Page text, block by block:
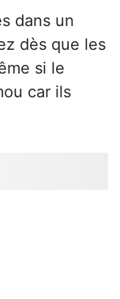
dans un
dès que les
si le
car ils